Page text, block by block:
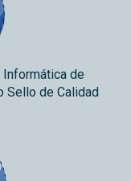
de
Sello de Calidad